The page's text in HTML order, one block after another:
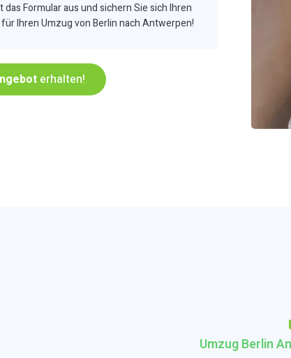
das Formular aus und sichern Sie sich Ihren
Ihren Umzug von Berlin nach Antwerpen!
erhalten!
Umzug Berlin